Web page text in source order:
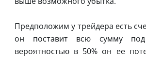
Предположим у трейдера есть
он поставит всю сумму
вероятностью в 50% он ее